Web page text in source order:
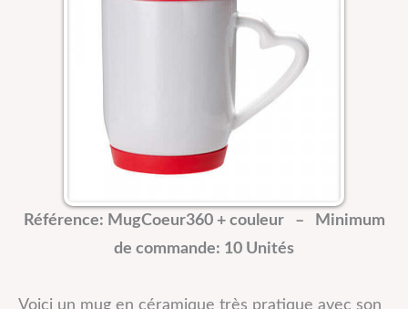
Référence: MugCoeur360 + couleur –
Minimum
de commande: 10 Unités
Voici un mug en céramique très pratique avec son